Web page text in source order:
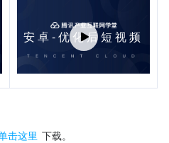
击这里 下载。